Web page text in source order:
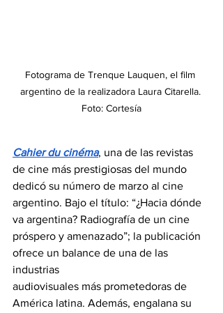
Fotograma de Trenque Lauquen, el film
argentino de la realizadora Laura Citarella.
Foto: Cortesía
Cahier du cinéma, una de las revistas
de cine más prestigiosas del mundo
dedicó su número de marzo al cine
argentino. Bajo el título: “¿Hacia dónde
va argentina? Radiografía de un cine
próspero y amenazado”; la publicación
ofrece un balance de una de las
industrias
audiovisuales más prometedoras de
América latina. Además, engalana su